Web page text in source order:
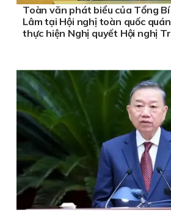
Toàn văn phát biểu của Tổng
Lâm tại Hội nghị toàn quốc
thực hiện Nghị quyết Hội nghị